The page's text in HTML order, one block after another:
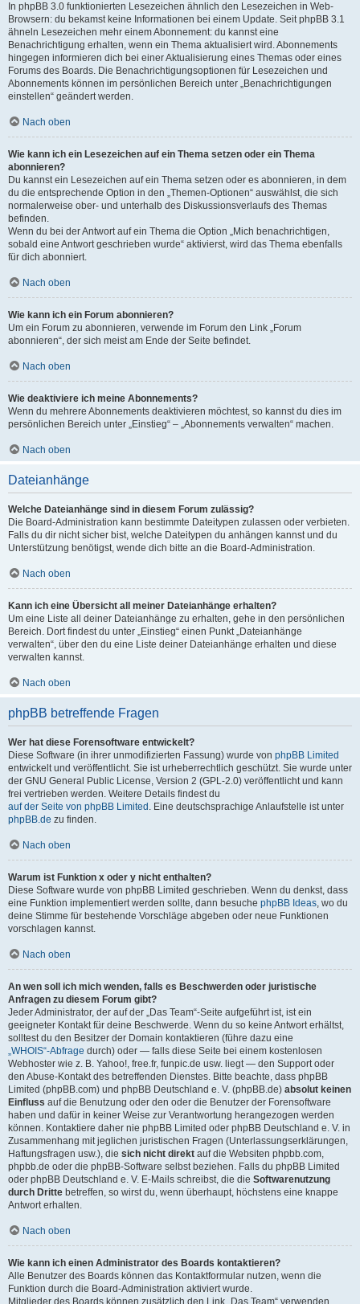
In phpBB 3.0 funktionierten Lesezeichen ähnlich den Lesezeichen in Web-
Browsern: du bekamst keine Informationen bei einem Update. Seit phpBB 3.1
ähneln Lesezeichen mehr einem Abonnement: du kannst eine
Benachrichtigung erhalten, wenn ein Thema aktualisiert wird. Abonnements
hingegen informieren dich bei einer Aktualisierung eines Themas oder eines
Forums des Boards. Die Benachrichtigungsoptionen für Lesezeichen und
Abonnements können im persönlichen Bereich unter „Benachrichtigungen
einstellen“ geändert werden.
Nach oben
Wie kann ich ein Lesezeichen auf ein Thema setzen oder ein Thema
abonnieren?
Du kannst ein Lesezeichen auf ein Thema setzen oder es abonnieren, in dem
du die entsprechende Option in den „Themen-Optionen“ auswählst, die sich
normalerweise ober- und unterhalb des Diskussionsverlaufs des Themas
befinden.
Wenn du bei der Antwort auf ein Thema die Option „Mich benachrichtigen,
sobald eine Antwort geschrieben wurde“ aktivierst, wird das Thema ebenfalls
für dich abonniert.
Nach oben
Wie kann ich ein Forum abonnieren?
Um ein Forum zu abonnieren, verwende im Forum den Link „Forum
abonnieren“, der sich meist am Ende der Seite befindet.
Nach oben
Wie deaktiviere ich meine Abonnements?
Wenn du mehrere Abonnements deaktivieren möchtest, so kannst du dies im
persönlichen Bereich unter „Einstieg“ – „Abonnements verwalten“ machen.
Nach oben
Dateianhänge
Welche Dateianhänge sind in diesem Forum zulässig?
Die Board-Administration kann bestimmte Dateitypen zulassen oder verbieten.
Falls du dir nicht sicher bist, welche Dateitypen du anhängen kannst und du
Unterstützung benötigst, wende dich bitte an die Board-Administration.
Nach oben
Kann ich eine Übersicht all meiner Dateianhänge erhalten?
Um eine Liste all deiner Dateianhänge zu erhalten, gehe in den persönlichen
Bereich. Dort findest du unter „Einstieg“ einen Punkt „Dateianhänge
verwalten“, über den du eine Liste deiner Dateianhänge erhalten und diese
verwalten kannst.
Nach oben
phpBB betreffende Fragen
Wer hat diese Forensoftware entwickelt?
Diese Software (in ihrer unmodifizierten Fassung) wurde von phpBB Limited
entwickelt und veröffentlicht. Sie ist urheberrechtlich geschützt. Sie wurde unter
der GNU General Public License, Version 2 (GPL-2.0) veröffentlicht und kann
frei vertrieben werden. Weitere Details findest du
auf der Seite von phpBB Limited . Eine deutschsprachige Anlaufstelle ist unter
phpBB.de zu finden.
Nach oben
Warum ist Funktion x oder y nicht enthalten?
Diese Software wurde von phpBB Limited geschrieben. Wenn du denkst, dass
eine Funktion implementiert werden sollte, dann besuche phpBB Ideas, wo du
deine Stimme für bestehende Vorschläge abgeben oder neue Funktionen
vorschlagen kannst.
Nach oben
An wen soll ich mich wenden, falls es Beschwerden oder juristische
Anfragen zu diesem Forum gibt?
Jeder Administrator, der auf der „Das Team“-Seite aufgeführt ist, ist ein
geeigneter Kontakt für deine Beschwerde. Wenn du so keine Antwort erhältst,
solltest du den Besitzer der Domain kontaktieren (führe dazu eine
„WHOIS“-Abfrage durch) oder — falls diese Seite bei einem kostenlosen
Webhoster wie z. B. Yahoo!, free.fr, funpic.de usw. liegt — den Support oder
den Abuse-Kontakt des betreffenden Dienstes. Bitte beachte, dass phpBB
Limited (phpBB.com) und phpBB Deutschland e. V. (phpBB.de) absolut keinen
Einfluss auf die Benutzung oder den oder die Benutzer der Forensoftware
haben und dafür in keiner Weise zur Verantwortung herangezogen werden
können. Kontaktiere daher nie phpBB Limited oder phpBB Deutschland e. V. in
Zusammenhang mit jeglichen juristischen Fragen (Unterlassungserklärungen,
Haftungsfragen usw.), die sich nicht direkt auf die Websiten phpbb.com,
phpbb.de oder die phpBB-Software selbst beziehen. Falls du phpBB Limited
oder phpBB Deutschland e. V. E-Mails schreibst, die die Softwarenutzung
durch Dritte betreffen, so wirst du, wenn überhaupt, höchstens eine knappe
Antwort erhalten.
Nach oben
Wie kann ich einen Administrator des Boards kontaktieren?
Alle Benutzer des Boards können das Kontaktformular nutzen, wenn die
Funktion durch die Board-Administration aktiviert wurde.
Mitglieder des Boards können zusätzlich den Link „Das Team“ verwenden.